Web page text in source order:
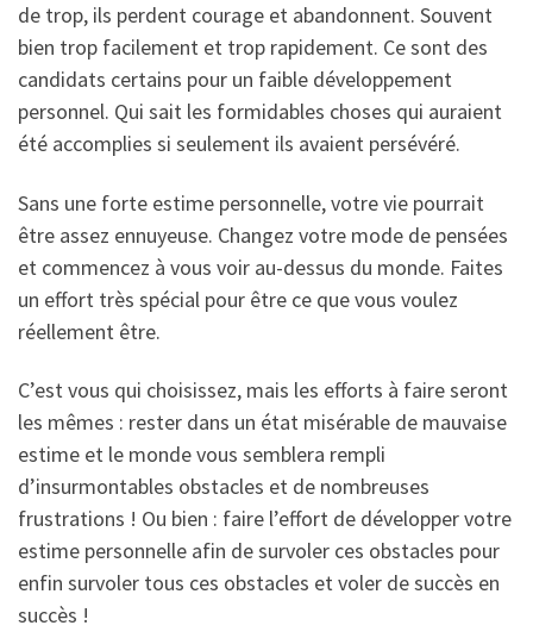
de trop, ils perdent courage et abandonnent. Souvent
bien trop facilement et trop rapidement. Ce sont des
candidats certains pour un faible développement
personnel. Qui sait les formidables choses qui auraient
été accomplies si seulement ils avaient persévéré.
Sans une forte estime personnelle, votre vie pourrait
être assez ennuyeuse. Changez votre mode de pensées
et commencez à vous voir au-dessus du monde. Faites
un effort très spécial pour être ce que vous voulez
réellement être.
C’est vous qui choisissez, mais les efforts à faire seront
les mêmes : rester dans un état misérable de mauvaise
estime et le monde vous semblera rempli
d’insurmontables obstacles et de nombreuses
frustrations ! Ou bien : faire l’effort de développer votre
estime personnelle afin de survoler ces obstacles pour
enfin survoler tous ces obstacles et voler de succès en
succès !